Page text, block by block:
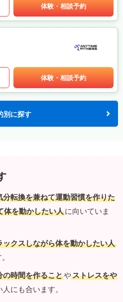
体験・相談予約
体験・相談予約
別に探す
分転換を兼ねて運動習慣を作りた
体を動かしたい人に向いていま
ックスしながら体を動かしたい人
の時間を作ることやストレスをや
にも合います。